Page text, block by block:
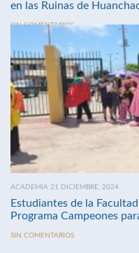
en las Ruinas de
SIN COMENTARIOS
ACADEMIA 21 DICIEMBRE, 2024
Estudiantes de la
Programa Campeones
SIN COMENTARIOS